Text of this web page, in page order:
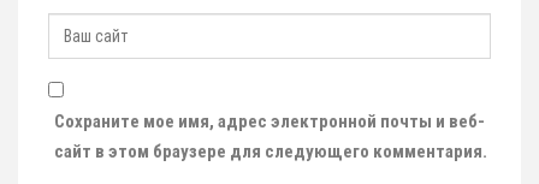
Сохраните мое имя, адрес электронной почты и веб-
сайт в этом браузере для следующего комментария.